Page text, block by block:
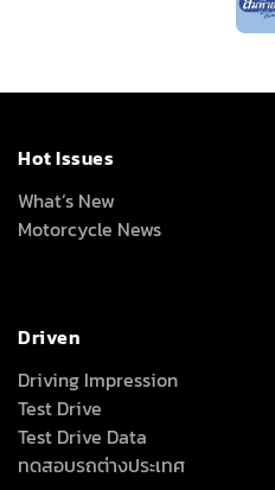
Hot Issues
What’s New
Motorcycle News
Driven
Driving Impression
Test Drive
Test Drive Data
ทดสอบรถต่างประเทศ